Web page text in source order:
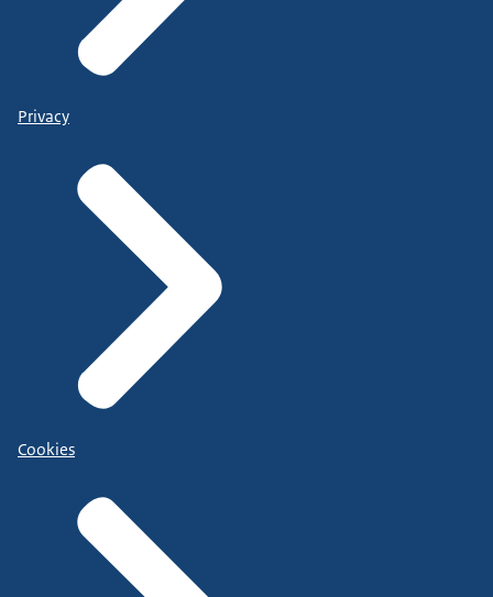
Privacy
Cookies